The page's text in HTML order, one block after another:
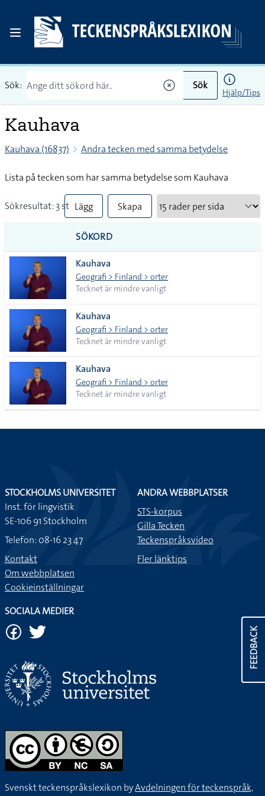
Sök: Sök
Hjälp/Tips
Kauhava
Kauhava (16837) Andra tecken med samma betydelse
Lista på tecken som har samma betydelse som Kauhava
Sökresultat: 3 st Lägg
till
alla i
lista
Skapa
SÖKORD
Kauhava
Geografi > Finland > orter
Tecknet är mindre vanligt
Kauhava
Geografi > Finland > orter
Tecknet är mindre vanligt
Kauhava
Geografi > Finland > orter
Tecknet är mindre vanligt
FEEDBACK
STOCKHOLMS UNIVERSITET
Inst. för lingvistik
SE-106 91 Stockholm
Telefon: 08-16 23 47
Kontakt
Om webbplatsen
Cookieinställningar
ANDRA WEBBPLATSER
STS-korpus
Gilla Tecken
Teckenspråksvideo
Fler länktips
SOCIALA MEDIER
Svenskt teckenspråkslexikon byAvdelningen för teckenspråk,